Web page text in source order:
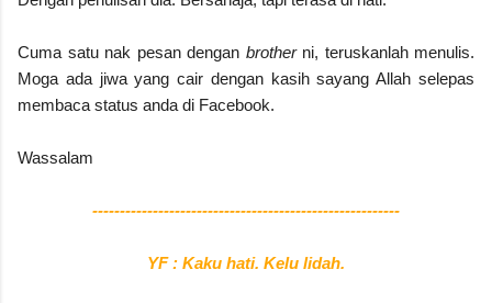
Cuma satu nak pesan dengan brotherni, teruskanlah menulis.
Moga ada jiwa yang cair dengan kasih sayang Allah selepas
membaca status anda di Facebook.
Wassalam
--------------------------------------------------------
YF : Kaku hati. Kelu lidah.